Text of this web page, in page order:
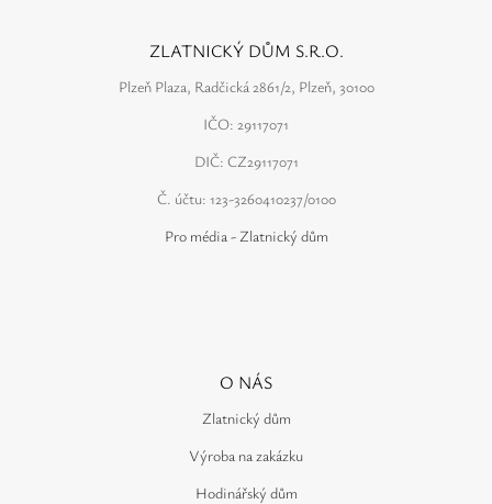
ZLATNICKÝ DŮM S.R.O.
Plzeň Plaza, Radčická 2861/2, Plzeň, 30100
IČO: 29117071
DIČ: CZ29117071
Č. účtu: 123-3260410237/0100
Pro média - Zlatnický dům
O NÁS
Zlatnický dům
Výroba na zakázku
Hodinářský dům